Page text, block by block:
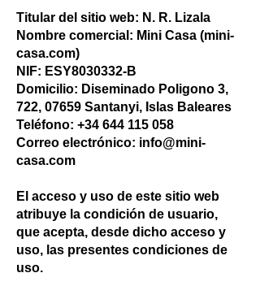
Titular del sitio web: N. R. Lizala
Nombre comercial: Mini Casa (mini-
casa.com)
NIF: ESY8030332-B
Domicilio: Diseminado Poligono 3,
722, 07659 Santanyi, Islas Baleares
Teléfono: +34 644 115 058
Correo electrónico: info@mini-
casa.com
El acceso y uso de este sitio web
atribuye la condición de usuario,
que acepta, desde dicho acceso y
uso, las presentes condiciones de
uso.